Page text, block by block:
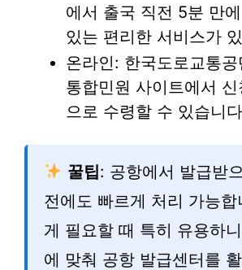
에서 출국 직전 5분 만
있는 편리한 서비스가
온라인: 한국도로교통공
통합민원 사이트에서 신
으로 수령할 수 있습니
꿀팁: 공항에서 발급받
전에도 빠르게 처리 가능
게 필요할 때 특히 유용하
에 맞춰 공항 발급센터를